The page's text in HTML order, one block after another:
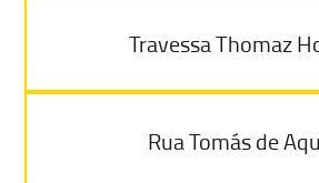
Travessa Thomaz
Rua Tomás de